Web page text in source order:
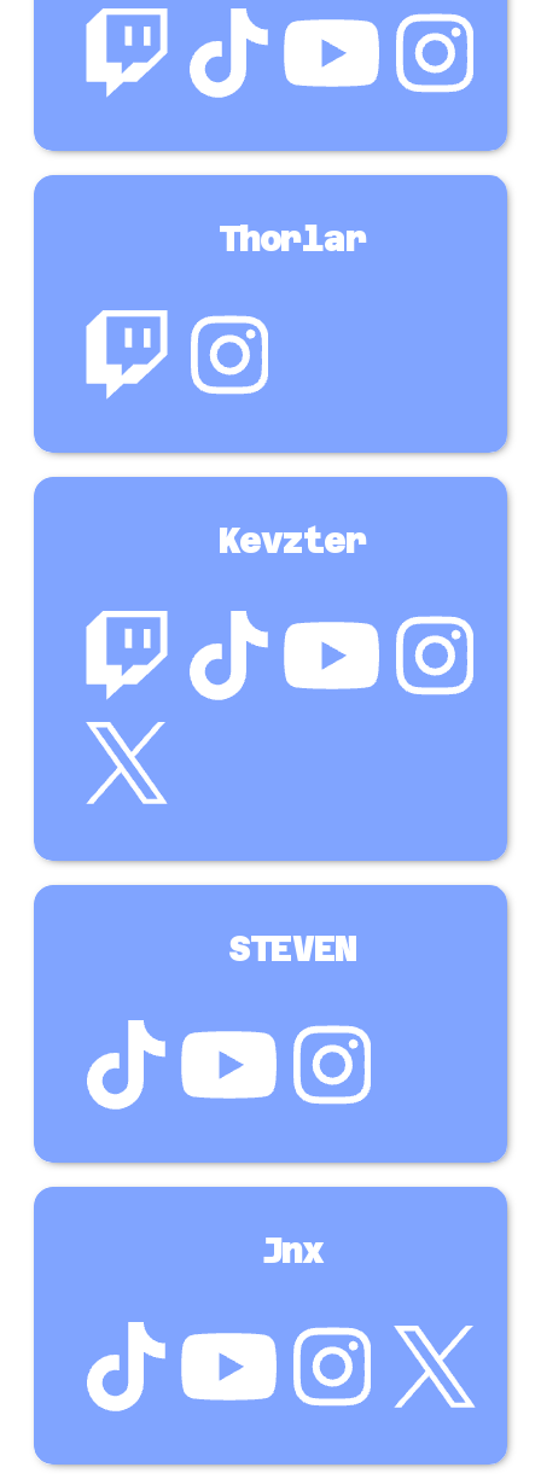
Thorlar
Kevzter
STEVEN
Jnx